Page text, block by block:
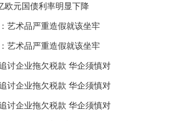
欧元国债利率明显下降
艺术品严重造假就该坐牢
艺术品严重造假就该坐牢
讨企业拖欠税款 华企须慎对
讨企业拖欠税款 华企须慎对
讨企业拖欠税款 华企须慎对